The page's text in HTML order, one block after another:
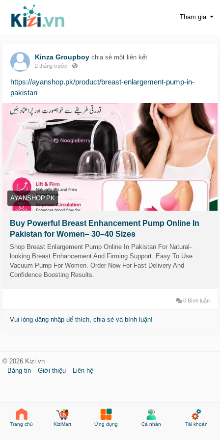
Trang chủ KiziMart Ứng dụng Cá nhân Tài khoản
Tham gia
Kinza Groupboy chia sẻ một liên kết
2 tháng trước -
https://ayanshop.pk/product/breast-enlargement-pump-in-
pakistan
AYANSHOP.PK
Buy Powerful Breast Enhancement Pump Online In
Pakistan for Women– 30–40 Sizes
Shop Breast Enlargement Pump Online In Pakistan For Natural-
looking Breast Enhancement And Firming Support. Easy To Use
Vacuum Pump For Women. Order Now For Fast Delivery And
Confidence Boosting Results.
0 Bình luận
Vui lòng đăng nhập để thích, chia sẻ và bình luận!
© 2026 Kizi.vn
Bảng tin
Giới thiệu Liên hệ